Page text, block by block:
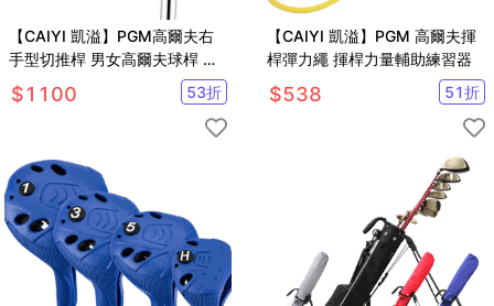
【CAIYI 凱溢】PGM高爾夫右
手型切推桿 男女高爾夫球桿 沙
坑桿/挖起桿
$1100 53折
【CAIYI 凱溢】PGM 高爾夫揮
桿彈力繩 揮桿力量輔助練習器
$538 51折